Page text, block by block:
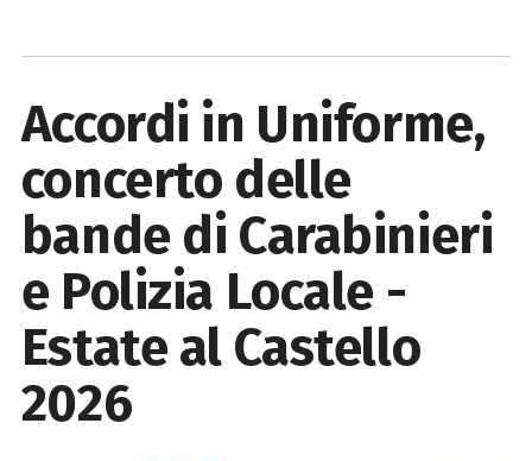
Accordi in Uniforme,
concerto delle
bande di Carabinieri
e Polizia Locale -
Estate al Castello
2026